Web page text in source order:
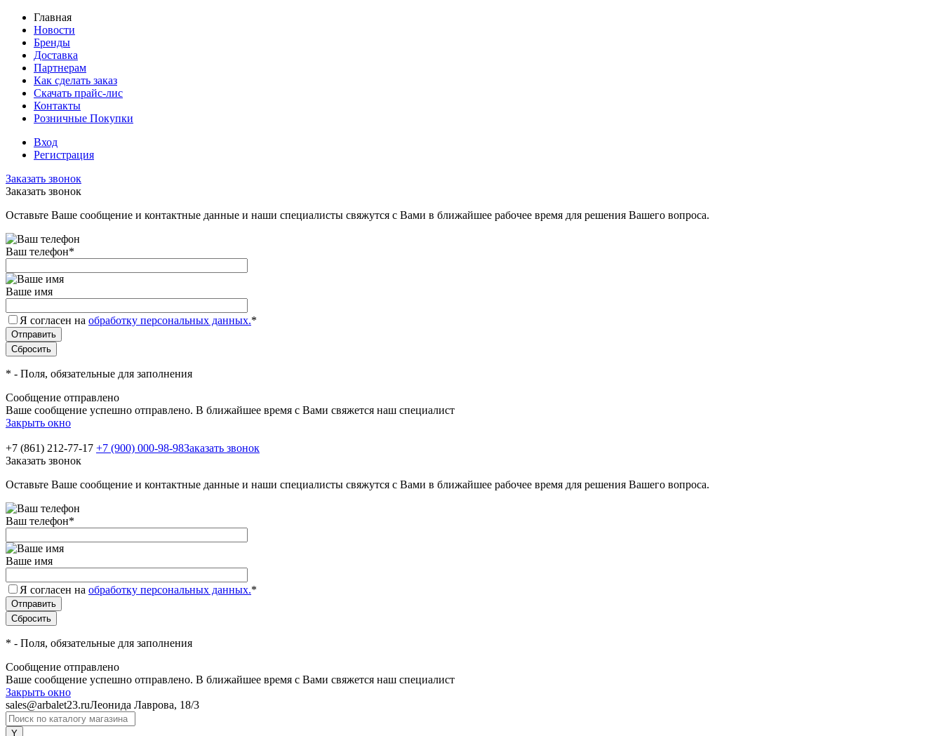
Главная
Новости
Бренды
Доставка
Партнерам
Как сделать заказ
Скачать прайс-лис
Контакты
Розничные Покупки
Вход
Регистрация
Заказать звонок
Заказать звонок
Оставьте Ваше сообщение и контактные данные и наши специалисты свяжутся с Вами в ближайшее рабочее время для решения Вашего вопроса.
Ваш телефон*
Ваше имя
Я согласен на обработку персональных данных.*
* - Поля, обязательные для заполнения
Сообщение отправлено
Ваше сообщение успешно отправлено. В ближайшее время с Вами свяжется наш специалист
Закрыть окно
+7 (861) 212-77-17 +7 (900) 000-98-98Заказать звонок
Заказать звонок
Оставьте Ваше сообщение и контактные данные и наши специалисты свяжутся с Вами в ближайшее рабочее время для решения Вашего вопроса.
Ваш телефон*
Ваше имя
Я согласен на обработку персональных данных.*
* - Поля, обязательные для заполнения
Сообщение отправлено
Ваше сообщение успешно отправлено. В ближайшее время с Вами свяжется наш специалист
Закрыть окно
sales@arbalet23.ruЛеонида Лаврова, 18/3